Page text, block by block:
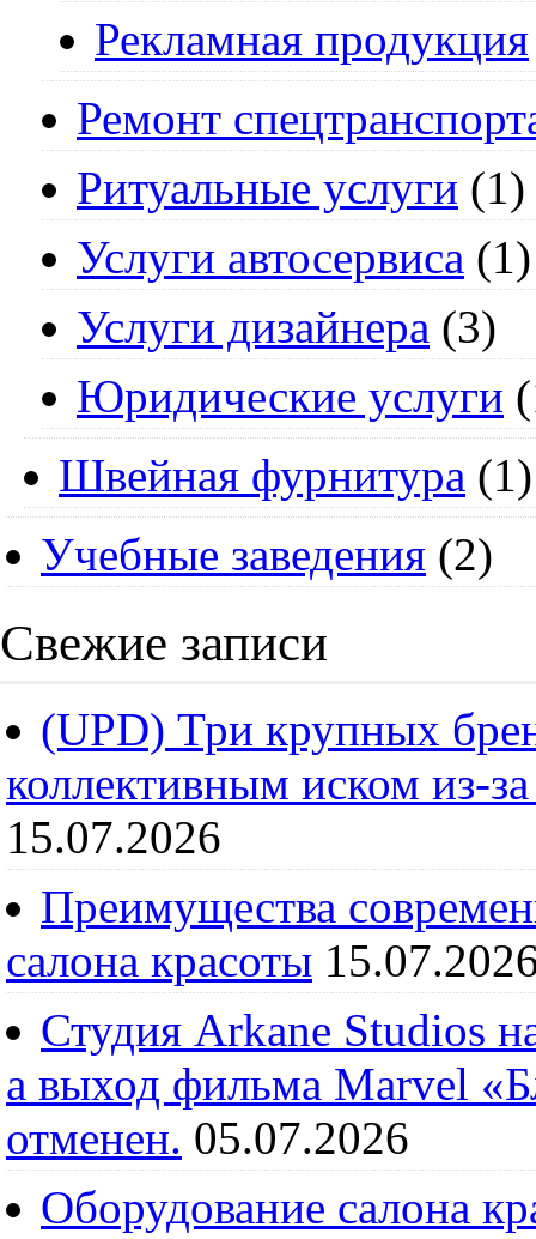
Рекламная продукция
Ремонт
Ритуальные услуги (1)
Услуги автосервиса (1)
Услуги дизайнера (3)
Юридические услуги
Швейная фурнитура (1)
Учебные заведения (2)
Свежие записи
(UPD) Три крупных
коллективным иском из-
15.07.2026
Преимущества
салона красоты
Студия Arkane Studios
а выход фильма Marvel
отменен. 05.07.2026
Оборудование салона